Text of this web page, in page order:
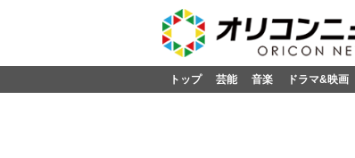
トップ 芸能 音楽 ドラマ&映画